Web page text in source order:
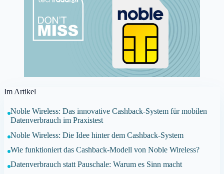
Im Artikel
Noble Wireless: Das innovative Cashback-System für mobilen
Datenverbrauch im Praxistest
Noble Wireless: Die Idee hinter dem Cashback-System
Wie funktioniert das Cashback-Modell von Noble Wireless?
Datenverbrauch statt Pauschale: Warum es Sinn macht